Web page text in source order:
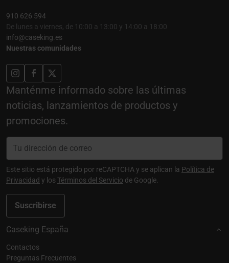
910 626 594
De lunes a viernes, de 10:00 a 13:00 y 14:00 a 18:00
info@caseking.es
Nuestras comunidades
Manténme informado sobre las últimas
noticias, lanzamientos de productos y
promociones.
Suscribirse
Este sitio está protegido por reCAPTCHA y se aplican la Política de
Privacidad y losTérminos del Servicio de Google.
Caseking España
Contactos
Preguntas Frecuentes